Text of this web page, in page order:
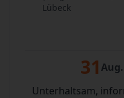
Lübeck
31
Unterhaltsam,